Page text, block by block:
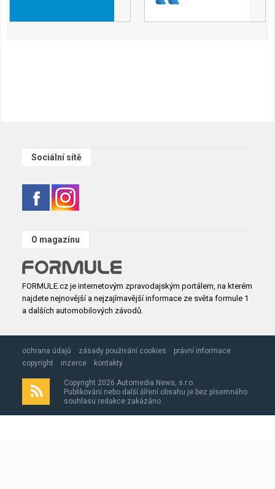
Sociální sítě
O magazínu
FORMULE.cz je internetovým zpravodajským portálem, na kterém
najdete nejnovější a nejzajímavější informace ze světa formule 1
a dalších automobilových závodů.
ochrana údajů zásady použivání cookies
právní informace
copyright
inzerce kontakty
Copyright 2026 Automedia News, s.r.o.
Publikování nebo další šíření obsahu je bez písemného
souhlasu redakce zakázáno.